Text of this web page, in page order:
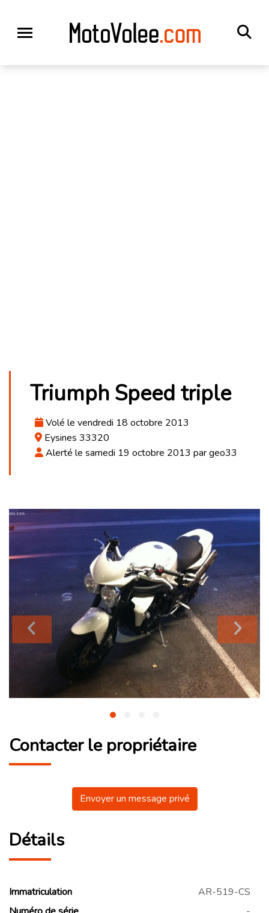
Triumph Speed triple
Volé le vendredi 18 octobre 2013
Eysines 33320
Alerté le samedi 19 octobre 2013 par geo33
Contacter le propriétaire
Envoyer un message privé
Détails
Immatriculation
AR-519-CS